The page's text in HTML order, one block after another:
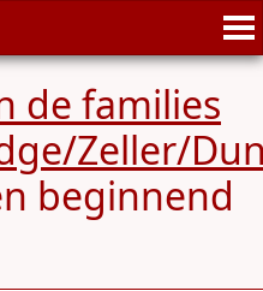
de families
Zeller/
beginnend